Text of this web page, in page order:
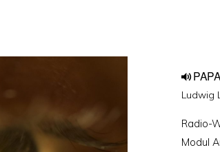
Ludwig
Radio-
Modul